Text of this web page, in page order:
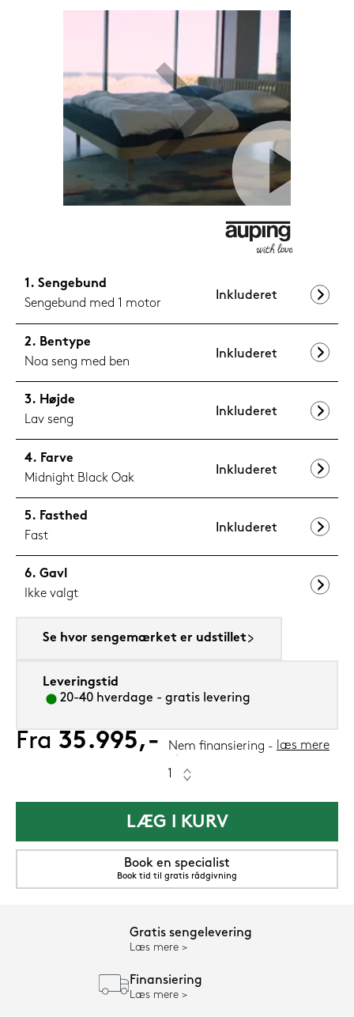
599,-
Sengebund
Sengebund med 1 motor
Inkluderet
Bentype
Noa seng med ben
Inkluderet
Højde
Lav seng
Inkluderet
Farve
Midnight Black Oak
Inkluderet
Fasthed
Fast
Inkluderet
Gavl
Ikke valgt
Se hvor sengemærket er udstillet
Leveringstid
20-40 hverdage - gratis levering
Fra 35.995,- Nem finansiering læs mere
LÆG I KURV
Book en specialist
Book tid til gratis rådgivning
Gratis sengelevering
Læs mere
Finansiering
Læs mere